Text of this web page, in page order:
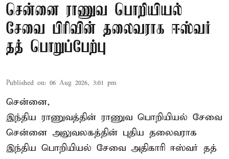
சென்னை ராணுவ பொறியியல்
சேவை பிரிவின் தலைவராக ஈஸ்வர்
தத் பொறுப்பேற்பு
Published on: 06 Aug 2026, 3:01 pm
சென்னை,
இந்திய ராணுவத்தின் ராணுவ பொறியியல் சேவை
சென்னை அலுவலகத்தின் புதிய தலைவராக
இந்திய பொறியியல் சேவை அதிகாரி ஈஸ்வர் தத்